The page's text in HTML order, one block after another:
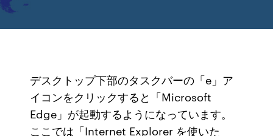
デスクトップ下部のタスクバーの「e」ア
イコンをクリックすると「Microsoft
Edge」が起動するようになっています。
ここでは「Internet Explorer を使いた